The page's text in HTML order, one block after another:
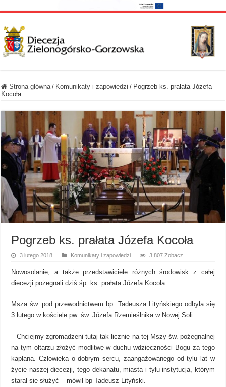
Strona główna / Komunikaty i zapowiedzi / Pogrzeb ks. prałata Józefa
Kocoła
Pogrzeb ks. prałata Józefa Kocoła
3 lutego 2018 Komunikaty i zapowiedzi 3,807 Zobacz
Nowosolanie, a także przedstawiciele różnych środowisk z całej
diecezji pożegnali dziś śp. ks. prałata Józefa Kocoła.
Msza św. pod przewodnictwem bp. Tadeusza Lityńskiego odbyła się
3 lutego w kościele pw. św. Józefa Rzemieślnika w Nowej Soli.
– Chciejmy zgromadzeni tutaj tak licznie na tej Mszy św. pożegnalnej
na tym ołtarzu złożyć modlitwę w duchu wdzięczności Bogu za tego
kapłana. Człowieka o dobrym sercu, zaangażowanego od tylu lat w
życie naszej diecezji, tego dekanatu, miasta i tylu instytucja, którym
starał się służyć – mówił bp Tadeusz Lityński.